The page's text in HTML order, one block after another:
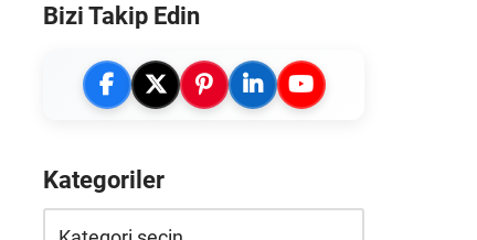
Bizi Takip Edin
Kategoriler